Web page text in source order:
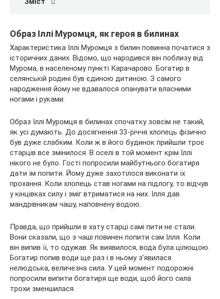
Образ Іллі Муромця, як героя в билинах
Характеристика Іллі Муромця з билин повинна початися з
історичних даних. Відомо, що народився він поблизу від
Мурома, в населеному пункті Карачарово. Богатир в
селянській родині був єдиною дитиною. З самого
народження йому не вдавалося опанувати власними
ногами і руками.
Образ Іллі Муромця в билинах спочатку зовсім не такий,
як усі думають. До досягнення 33-річчя хлопець фізично
був дуже слабким. Коли ж в його будинок прийшли троє
старців все змінилося. В оселі в той момент крім Іллі
нікого не було. Гості попросили майбутнього богатиря
дати їм попити. Йому дуже захотілося виконати їх
прохання. Коли хлопець став ногами на підлогу, то відчув
у кінцівках силу і зміг втриматися на них. Ілля дав
мандрівникам чашу, наповнену водою.
Правда, що прийшли в хату старці самі пити не стали.
Вони сказали, що з чаші повинен попити сам Ілля. Коли
він випив її, то одужав. Як виявилося, вода була цілющою.
Богатир попив води ще раз і в ньому з’явилася
нелюдська, величезна сила. У цей момент подорожні
попросили випити богатиря ще води, щоб його сила
трохи зменшилася.